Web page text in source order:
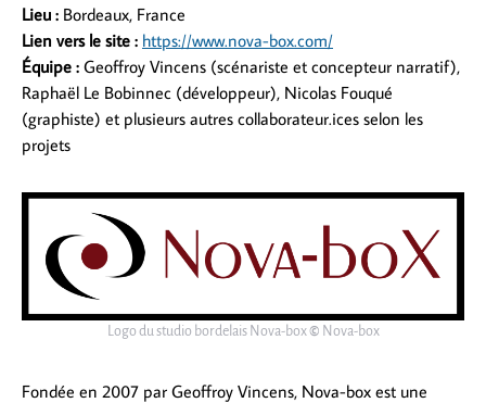
Lieu : Bordeaux, France
Lien vers le site : https://www.nova-box.com/
Équipe : Geoffroy Vincens (scénariste et concepteur narratif),
Raphaël Le Bobinnec (développeur), Nicolas Fouqué
(graphiste) et plusieurs autres collaborateur.ices selon les
projets
Logo du studio bordelais Nova-box© Nova-box
Fondée en 2007 par Geoffroy Vincens, Nova-box est une